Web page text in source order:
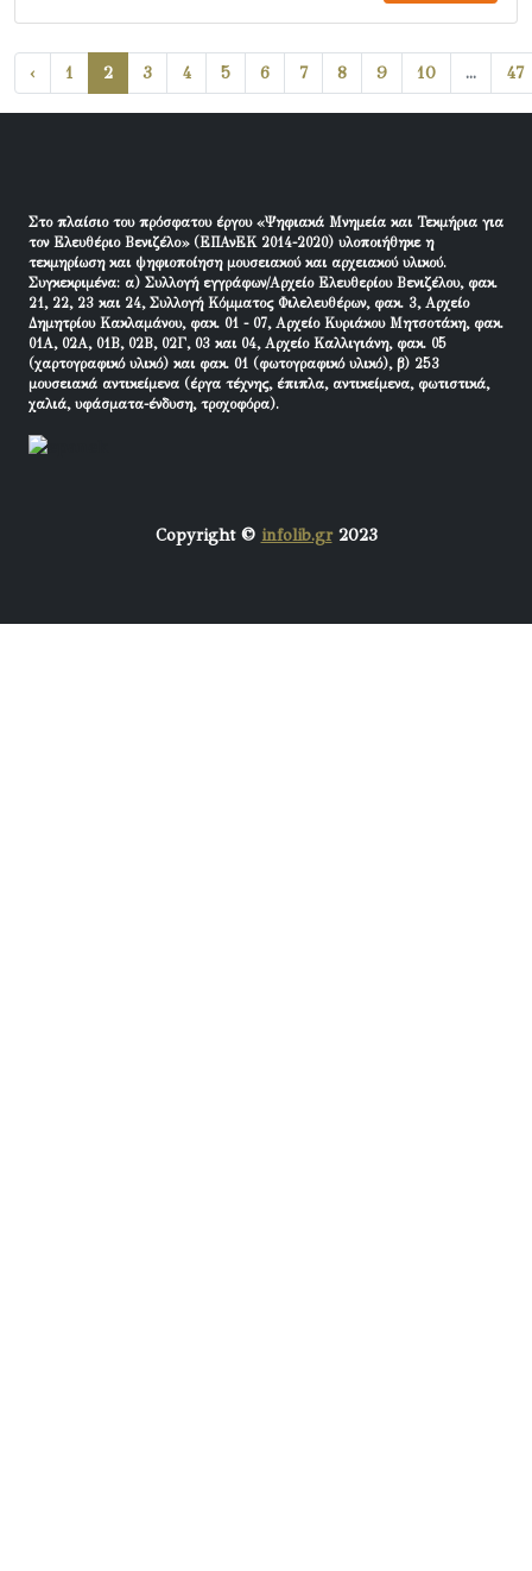
‹ 1 2 3 4 5 6 7 8 9 10 ... 47
Στο πλαίσιο του πρόσφατου έργου «Ψηφιακά Μνημεία και Τεκμήρια για
τον Ελευθέριο Βενιζέλο» (ΕΠΑνΕΚ 2014-2020) υλοποιήθηκε η
τεκμηρίωση και ψηφιοποίηση μουσειακού και αρχειακού υλικού.
Συγκεκριμένα: α) Συλλογή εγγράφων/Αρχείο Ελευθερίου Βενιζέλου, φακ.
21, 22, 23 και 24, Συλλογή Κόμματος Φιλελευθέρων, φακ. 3, Αρχείο
Δημητρίου Κακλαμάνου, φακ. 01 - 07, Αρχείο Κυριάκου Μητσοτάκη, φακ.
01Α, 02Α, 01Β, 02Β, 02Γ, 03 και 04, Αρχείο Καλλιγιάνη, φακ. 05
(χαρτογραφικό υλικό) και φακ. 01 (φωτογραφικό υλικό), β) 253
μουσειακά αντικείμενα (έργα τέχνης, έπιπλα, αντικείμενα, φωτιστικά,
χαλιά, υφάσματα-ένδυση, τροχοφόρα).
Copyright © infolib.gr2023